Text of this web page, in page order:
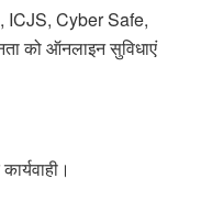
ICJS, Cyber Safe,
को ऑनलाइन सुविधाएं